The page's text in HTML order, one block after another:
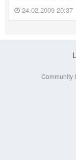
24.02.2009 20:37
Community